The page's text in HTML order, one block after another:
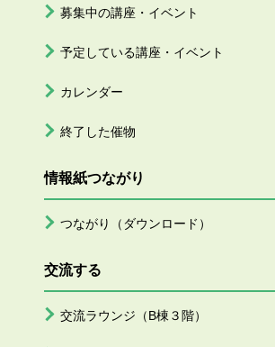
募集中の講座・イベント
予定している講座・イベント
カレンダー
終了した催物
情報紙つながり
つながり（ダウンロード）
交流する
交流ラウンジ（B棟３階）